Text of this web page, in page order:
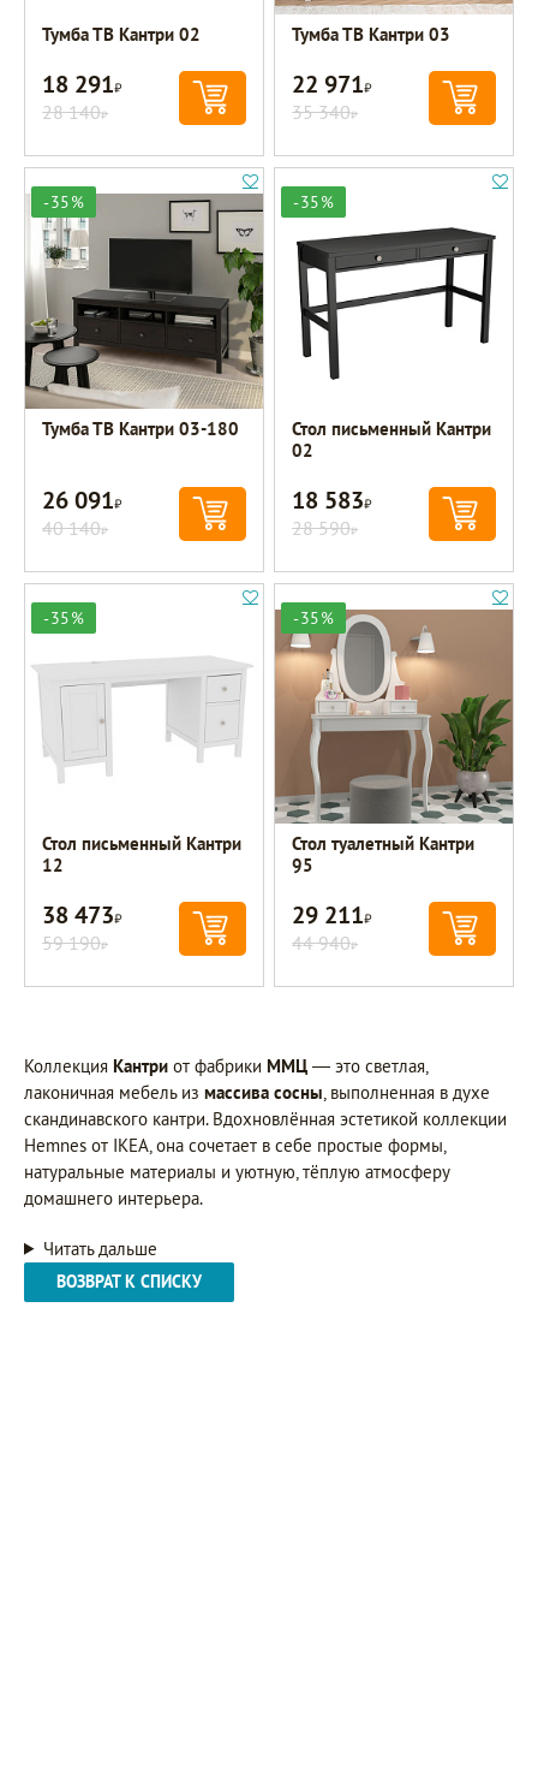
Тумба ТВ Кантри 02
18 291Р
28 140Р
Тумба ТВ Кантри 03
22 971Р
35 340Р
-35%
Тумба ТВ Кантри 03-180
26 091Р
40 140Р
-35%
Стол письменный Кантри
02
18 583Р
28 590Р
-35%
Стол письменный Кантри
12
38 473Р
59 190Р
-35%
Стол туалетный Кантри
95
29 211Р
44 940Р
Коллекция Кантри от фабрики ММЦ — это светлая,
лаконичная мебель из массива сосны , выполненная в духе
скандинавского кантри. Вдохновлённая эстетикой коллекции
Hemnes от IKEA, она сочетает в себе простые формы,
натуральные материалы и уютную, тёплую атмосферу
домашнего интерьера.
Читать дальше
ВОЗВРАТ К СПИСКУ